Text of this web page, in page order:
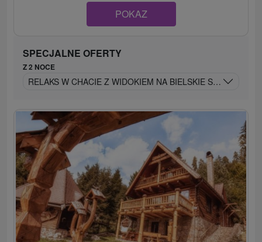
POKAZ
SPECJALNE OFERTY
Z 2 NOCE
RELAKS W CHACIE Z WIDOKIEM NA BIELSKIE SZCZYTY W